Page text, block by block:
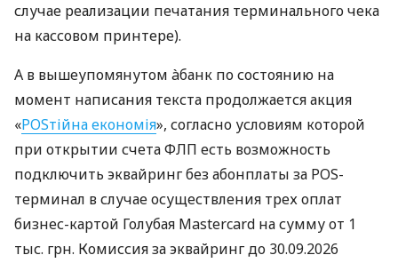
случае реализации печатания терминального чека
на кассовом принтере).
А в вышеупомянутом àбанк по состоянию на
момент написания текста продолжается акция
«POSтійна економія», согласно условиям которой
при открытии счета ФЛП есть возможность
подключить эквайринг без абонплаты за POS-
терминал в случае осуществления трех оплат
бизнес-картой Голубая Mastercard на сумму от 1
тыс. грн. Комиссия за эквайринг до 30.09.2026